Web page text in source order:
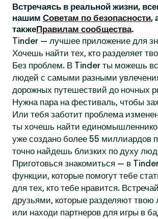
Встречаясь в реальной жизни,
нашим Советам по безопасности,
такжеПравилам сообщества.
Tinder — лучшее приложение для
Хочешь найти тех, кто разделяет
Без проблем. В Tinder ты можешь
людей с самыми разными
дорожных путешествий до ночных
Нужна пара на фестиваль, чтобы
Или тебя заботит проблема
ты хочешь найти
уже создано более 55 миллиардов
точно найдешь близких по духу
Приготовься знакомиться — в
функции, которые помогут тебе
для тех, кто тебе нравится.
друзьями, которые разделяют твою
или находи партнеров для игры в